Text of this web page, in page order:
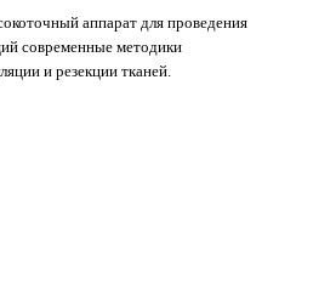
аппарат для проведения
современные методики
и резекции тканей.